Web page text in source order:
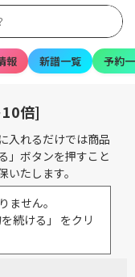
報 新譜一覧 予約
倍]
入れるだけでは商品
」ボタンを押すこと
たします。
ません。
続ける」 をクリ